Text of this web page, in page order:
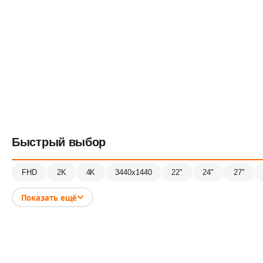
Быстрый выбор
FHD 2K 4K 3440x1440 22" 24" 27"
Показать ещё